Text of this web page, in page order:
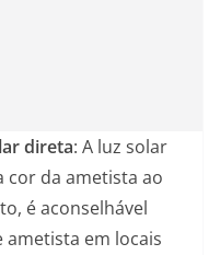
direta: A luz solar
cor da ametista ao
é aconselhável
ametista em locais